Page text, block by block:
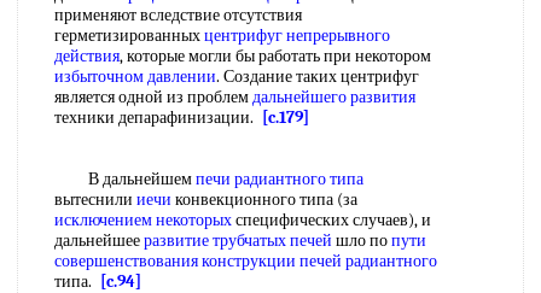
применяют вследствие отсутствия
герметизированныхцентрифуг непрерывного
действия, которые могли бы работать при некотором
избыточном давлении. Создание таких центрифуг
является одной из проблемдальнейшего развития
техники депарафинизации.
[c.179]
В дальнейшемпечи радиантного типа
вытеснили иечи конвекционного типа (за
исключением некоторыхспецифических случаев), и
дальнейшееразвитие трубчатых печей шло попути
совершенствования конструкции печей радиантного
типа.
[c.94]